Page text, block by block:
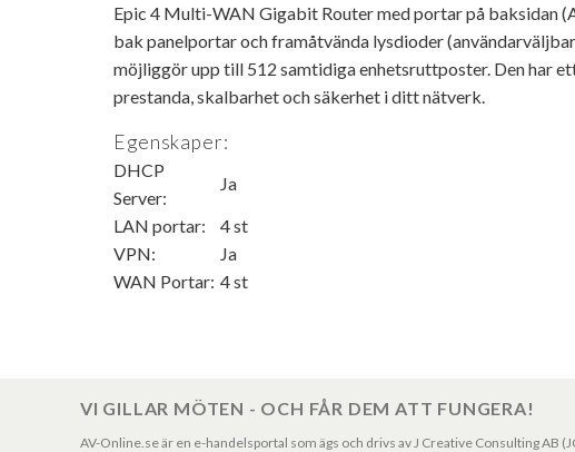
Epic 4 Multi-WAN Gigabit Router med portar på baksidan
bak panelportar och framåtvända lysdioder
möjliggör upp till 512 samtidiga enhetsruttposter. Den har
prestanda, skalbarhet och säkerhet i ditt nätverk.
Egenskaper:
DHCP
Server:
Ja
LAN portar:
4 st
VPN:
Ja
WAN Portar: 4 st
VI GILLAR MÖTEN - OCH FÅR DEM ATT FUNGERA!
AV-Online.se är en e-handelsportal som ägs och drivs av J Creative Consulting AB